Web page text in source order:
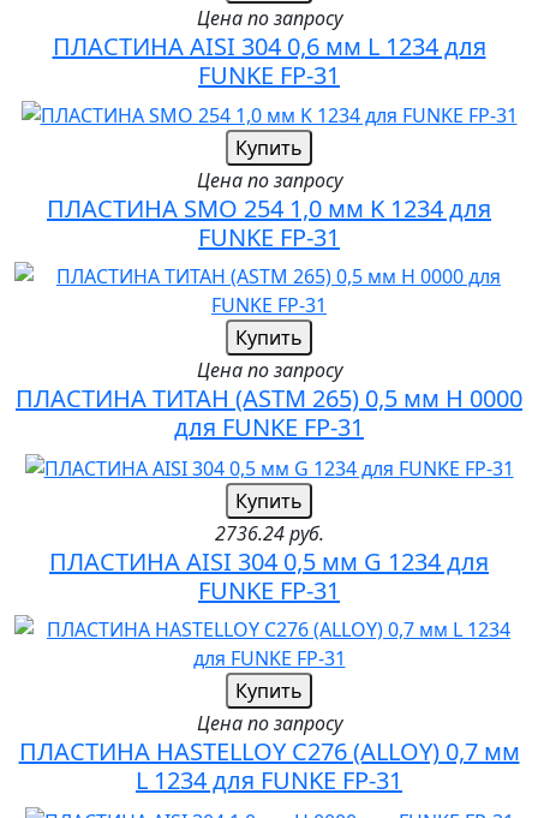
Цена по запросу
ПЛАСТИНА AISI 304 0,6 мм L 1234 для
FUNKE FP-31
Купить
Цена по запросу
ПЛАСТИНА SMO 254 1,0 мм K 1234 для
FUNKE FP-31
Купить
Цена по запросу
ПЛАСТИНА ТИТАН (ASTM 265) 0,5 мм H 0000
для FUNKE FP-31
Купить
2736.24 руб.
ПЛАСТИНА AISI 304 0,5 мм G 1234 для
FUNKE FP-31
Купить
Цена по запросу
ПЛАСТИНА HASTELLOY C276 (ALLOY) 0,7 мм
L 1234 для FUNKE FP-31